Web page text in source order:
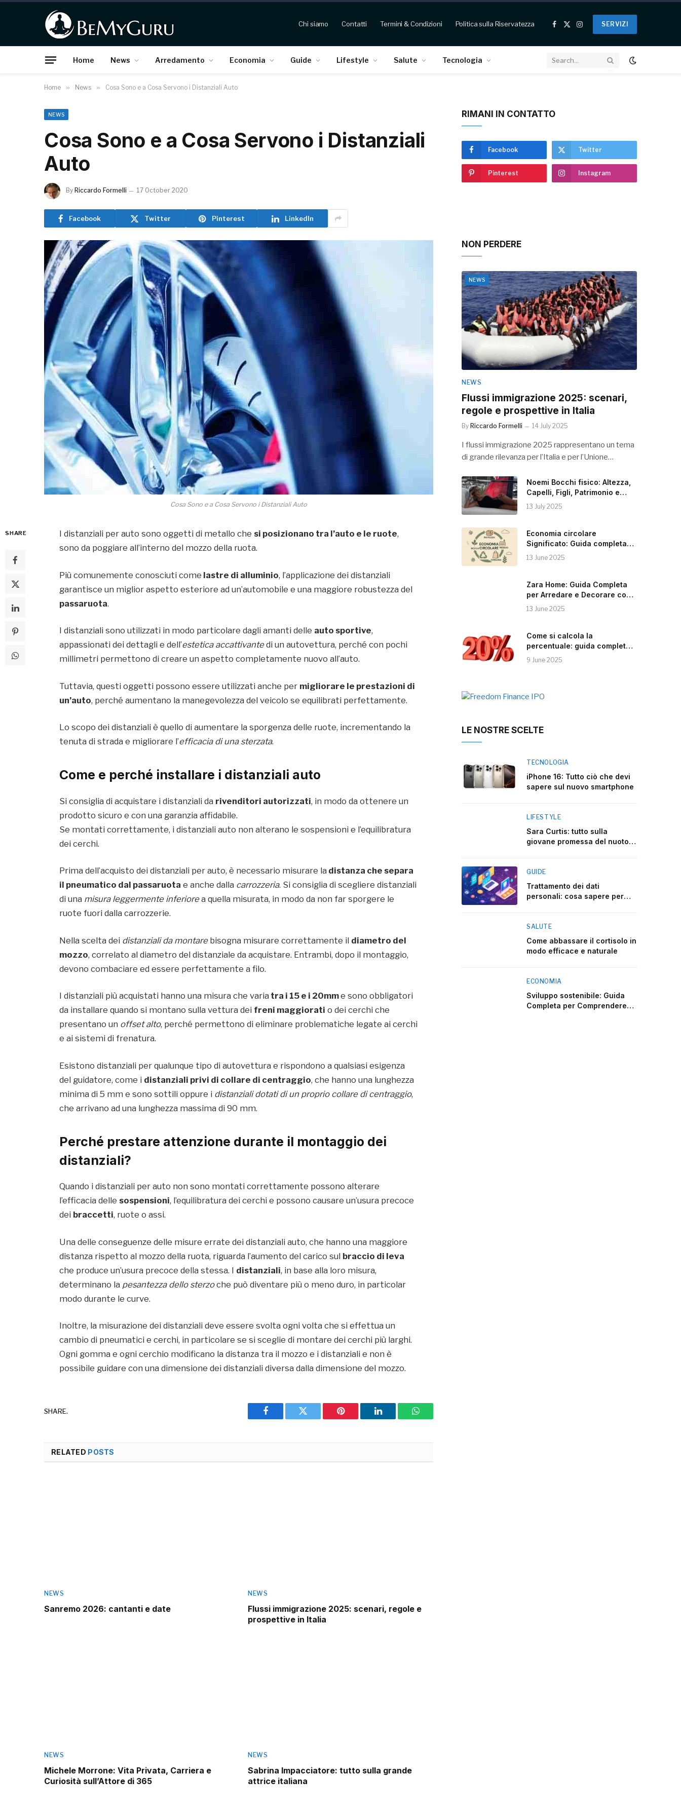
Chi siamo Contatti Termini & Condizioni Politica sulla Riservatezza
Facebook
X
Instagram
SERVIZI
Home News Arredamento Economia Guide Lifestyle Salute Tecnologia
Home » News » Cosa Sono e a Cosa Servono i Distanziali Auto
NEWS
Cosa Sono e a Cosa Servono i Distanziali
Auto
By Riccardo Formelli 17 October 2020
Facebook Twitter Pinterest LinkedIn
Cosa Sono e a Cosa Servono i Distanziali Auto
SHARE I distanziali per auto sono oggetti di metallo che si posizionano tra l’auto e le ruote,
sono da poggiare all’interno del mozzo della ruota.
Più comunemente conosciuti come lastre di alluminio, l’applicazione dei distanziali
garantisce un miglior aspetto esteriore ad un’automobile e una maggiore robustezza del
passaruota.
I distanziali sono utilizzati in modo particolare dagli amanti delle auto sportive,
appassionati dei dettagli e dell’estetica accattivantedi un autovettura, perché con pochi
millimetri permettono di creare un aspetto completamente nuovo all’auto.
Tuttavia, questi oggetti possono essere utilizzati anche per migliorare le prestazioni di
un’auto, perché aumentano la manegevolezza del veicolo se equilibrati perfettamente.
Lo scopo dei distanziali è quello di aumentare la sporgenza delle ruote, incrementando la
tenuta di strada e migliorare l’efficacia di una sterzata.
Come e perché installare i distanziali auto
Si consiglia di acquistare i distanziali da rivenditori autorizzati, in modo da ottenere un
prodotto sicuro e con una garanzia affidabile.
Se montati correttamente, i distanziali auto non alterano le sospensioni e l’equilibratura
dei cerchi.
Prima dell’acquisto dei distanziali per auto, è necessario misurare la distanza che separa
il pneumatico dal passaruota e anche dalla carrozzeria. Si consiglia di scegliere distanziali
di una misura leggermente inferiorea quella misurata, in modo da non far sporgere le
ruote fuori dalla carrozzerie.
Nella scelta dei distanziali da montarebisogna misurare correttamente il diametro del
mozzo, correlato al diametro del distanziale da acquistare. Entrambi, dopo il montaggio,
devono combaciare ed essere perfettamente a filo.
I distanziali più acquistati hanno una misura che varia tra i 15 e i 20mme sono obbligatori
da installare quando si montano sulla vettura dei freni maggiorati o dei cerchi che
presentano un offset alto, perché permettono di eliminare problematiche legate ai cerchi
e ai sistemi di frenatura.
Esistono distanziali per qualunque tipo di autovettura e rispondono a qualsiasi esigenza
del guidatore, come i distanziali privi di collare di centraggio, che hanno una lunghezza
minima di 5 mm e sono sottili oppure i distanziali dotati di un proprio collare di centraggio,
che arrivano ad una lunghezza massima di 90 mm.
Perché prestare attenzione durante il montaggio dei
distanziali?
Quando i distanziali per auto non sono montati correttamente possono alterare
l’efficacia delle sospensioni, l’equilibratura dei cerchi e possono causare un’usura precoce
dei braccetti, ruote o assi.
Una delle conseguenze delle misure errate dei distanziali auto, che hanno una maggiore
distanza rispetto al mozzo della ruota, riguarda l’aumento del carico sul braccio di leva
che produce un’usura precoce della stessa. I distanziali, in base alla loro misura,
determinano la pesantezza dello sterzoche può diventare più o meno duro, in particolar
modo durante le curve.
Inoltre, la misurazione dei distanziali deve essere svolta ogni volta che si effettua un
cambio di pneumatici e cerchi, in particolare se si sceglie di montare dei cerchi più larghi.
Ogni gomma e ogni cerchio modificano la distanza tra il mozzo e i distanziali e non è
possibile guidare con una dimensione dei distanziali diversa dalla dimensione del mozzo.
SHARE.
Facebook Twitter Pinterest LinkedIn WhatsApp
RELATED POSTS
NEWS
Sanremo 2026: cantanti e date
NEWS
Flussi immigrazione 2025: scenari, regole e
prospettive in Italia
NEWS
Michele Morrone: Vita Privata, Carriera e
Curiosità sull’Attore di 365
NEWS
Sabrina Impacciatore: tutto sulla grande
attrice italiana
RIMANI IN CONTATTO
Facebook Twitter
Pinterest Instagram
NON PERDERE
NEWS
NEWS
Flussi immigrazione 2025: scenari,
regole e prospettive in Italia
By Riccardo Formelli 14 July 2025
I flussi immigrazione 2025 rappresentano un tema
di grande rilevanza per l’Italia e per l’Unione…
Noemi Bocchi fisico: Altezza,
Capelli, Figli, Patrimonio e
Instagram
13 July 2025
Economia circolare
Significato: Guida completa
alla Sostenibilità
13 June 2025
Zara Home: Guida Completa
per Arredare e Decorare con
Stile
13 June 2025
Come si calcola la
percentuale: guida completa e
pratica
9 June 2025
LE NOSTRE SCELTE
TECNOLOGIA
iPhone 16: Tutto ciò che devi
sapere sul nuovo smartphone
LIFESTYLE
Sara Curtis: tutto sulla
giovane promessa del nuoto
GUIDE
Trattamento dei dati
personali: cosa sapere per
SALUTE
Come abbassare il cortisolo in
modo efficace e naturale
ECONOMIA
Sviluppo sostenibile: Guida
Completa per Comprendere